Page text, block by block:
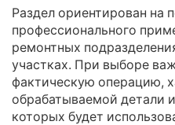
Раздел ориентирован на
профессионального
ремонтных
участках. При выборе
фактическую операцию,
обрабатываемой детали
которых будет